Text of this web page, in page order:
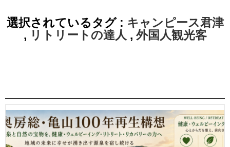
選択されているタグ : キャンピース君津
, リトリートの達人 , 外国人観光客